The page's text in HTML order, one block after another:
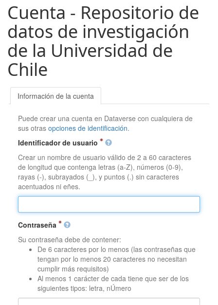
Cuenta - Repositorio de
datos de investigación
de la Universidad de
Chile
Información de la cuenta
Puede crear una cuenta en Dataverse con cualquiera de
sus otrasopciones de identificación.
Identificador de usuario
Crear un nombre de usuario válido de 2 a 60 caracteres
de longitud que contenga letras (a-Z), números (0-9),
rayas (-), subrayados (_), y puntos (.) sin caracteres
acentuados ni eñes.
Contraseña
Su contraseña debe de contener:
De 6 caracteres por lo menos (las contraseñas que
tengan por lo menos 20 caracteres no necesitan
cumplir más requisitos)
Al menos 1 carácter de cada tiene que ser de los
siguientes tipos: letra, nÚmero